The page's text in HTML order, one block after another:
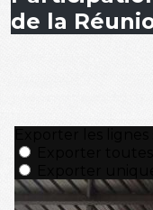
de la